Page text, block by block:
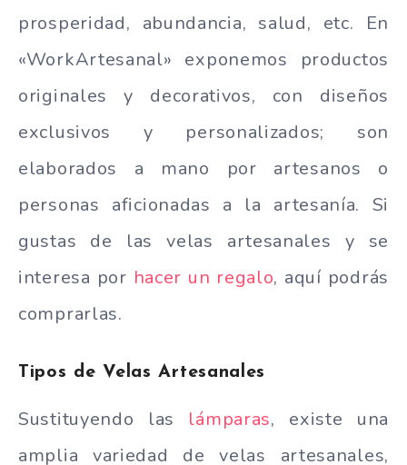
prosperidad, abundancia, salud, etc. En
«WorkArtesanal» exponemos productos
originales y decorativos, con diseños
exclusivos y personalizados; son
elaborados a mano por artesanos o
personas aficionadas a la artesanía. Si
gustas de las velas artesanales y se
interesa por hacer un regalo, aquí podrás
comprarlas.
Tipos de Velas Artesanales
Sustituyendo las lámparas, existe una
amplia variedad de velas artesanales,